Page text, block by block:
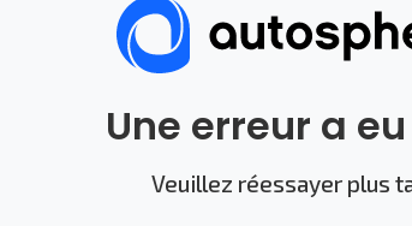
Une erreur a
Veuillez réessayer plus